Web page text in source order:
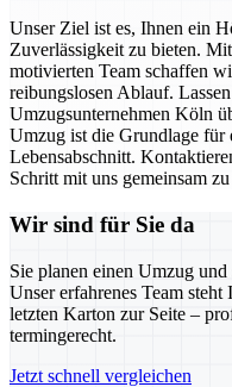
Unser Ziel ist es, Ihnen ein
Zuverlässigkeit zu bieten.
motivierten Team schaffen
reibungslosen Ablauf.
Umzugsunternehmen Köln
Umzug ist die Grundlage für
Lebensabschnitt.
Schritt mit uns gemeinsam
Wir sind für Sie da
Sie planen einen Umzug
Unser erfahrenes Team
letzten Karton zur Seite –
termingerecht.
Jetzt schnell vergleichen